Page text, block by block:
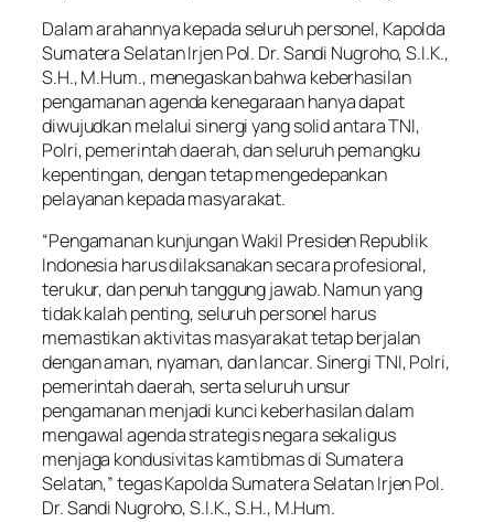
Dalam arahannya kepada seluruh personel, Kapolda
Sumatera Selatan Irjen Pol. Dr. Sandi Nugroho, S.I.K.,
S.H., M.Hum., menegaskan bahwa keberhasilan
pengamanan agenda kenegaraan hanya dapat
diwujudkan melalui sinergi yang solid antara TNI,
Polri, pemerintah daerah, dan seluruh pemangku
kepentingan, dengan tetap mengedepankan
pelayanan kepada masyarakat.
“Pengamanan kunjungan Wakil Presiden Republik
Indonesia harus dilaksanakan secara profesional,
terukur, dan penuh tanggung jawab. Namun yang
tidak kalah penting, seluruh personel harus
memastikan aktivitas masyarakat tetap berjalan
dengan aman, nyaman, dan lancar. Sinergi TNI, Polri,
pemerintah daerah, serta seluruh unsur
pengamanan menjadi kunci keberhasilan dalam
mengawal agenda strategis negara sekaligus
menjaga kondusivitas kamtibmas di Sumatera
Selatan,” tegas Kapolda Sumatera Selatan Irjen Pol.
Dr. Sandi Nugroho, S.I.K., S.H., M.Hum.